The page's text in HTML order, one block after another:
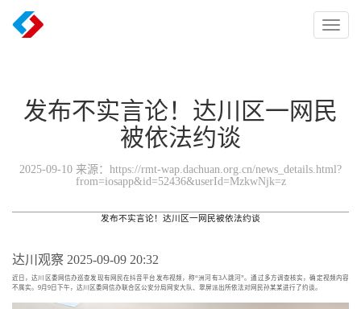
Toggle
发布不实言论！达川区一网民
被依法约谈
2025-09-10 来源：https://rmt-wap.dachuan.org.cn/news_details.html?
from=iosapp&id=52436&userId=MzkwNjk=z
发布不实言论！达川区一网民被依法约谈
达川观察 2025-09-09 20:32
近日，达川区委网信办巡查发现有网民在抖音平台发布视频，称“洲河有3人跳河”。通过多方调查核实，确定视频内容
不属实。9月9日下午，达川区委网信办联合区公安分局网安大队、翠屏派出所依法对网民孙某某进行了约谈。